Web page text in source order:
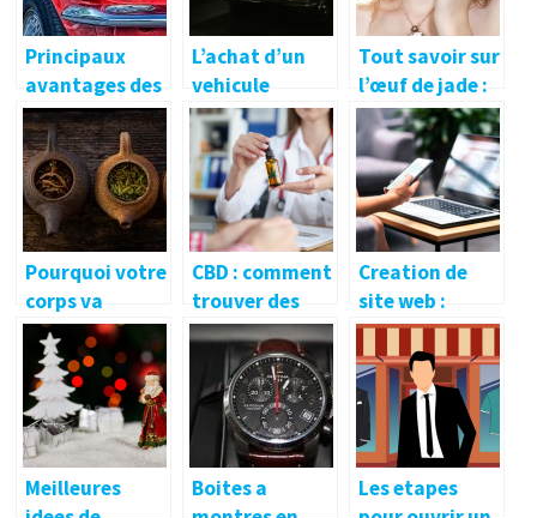
Principaux
avantages des
voitures
neuves.
L’achat d’un
vehicule
d’occasion
seduit
Tout savoir sur
l’œuf de jade :
caracteristiqu
es, utilisations
et bienfaits
Pourquoi votre
corps va
adorer le the
Matcha
CBD : comment
trouver des
produits de
haute qualite ?
Creation de
site web :
pourquoi faire
appel a un
professionnel ?
Meilleures
Boites a
Les etapes